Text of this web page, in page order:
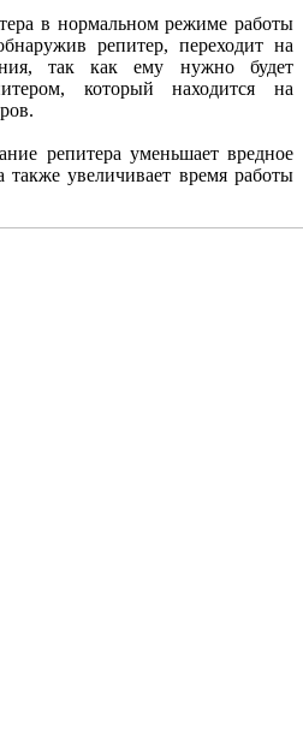
в нормальном режиме работы
репитер, переходит на
так как ему нужно будет
который находится на
репитера уменьшает вредное
также увеличивает время работы